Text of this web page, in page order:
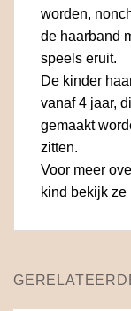
worden,
de haarband
speels eruit.
De kinder
vanaf 4 jaar,
gemaakt
zitten.
Voor meer
kind bekijk ze